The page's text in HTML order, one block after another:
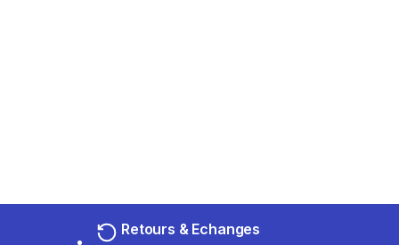
Retours & Echanges